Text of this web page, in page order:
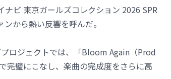
ビ 東京ガールズコレクション 2026 SPR
から熱い反響を呼んだ。
ロジェクトでは、「Bloom Again（Prod
完璧にこなし、楽曲の完成度をさらに高